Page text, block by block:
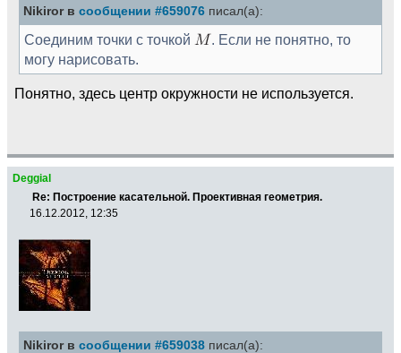
Nikiror в сообщении #659076 писал(а):
Соединим точки с точкой
. Если не понятно, то
могу нарисовать.
Понятно, здесь центр окружности не используется.
Deggial
Re: Построение касательной. Проективная геометрия.
16.12.2012, 12:35
Nikiror в сообщении #659038 писал(а):